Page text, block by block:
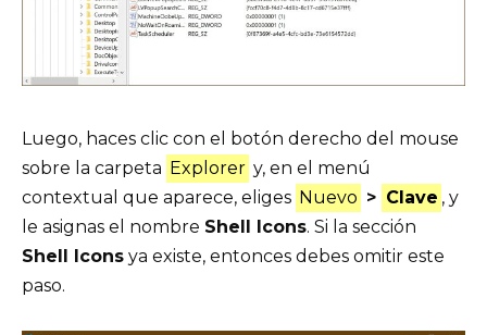
Luego, haces clic con el botón derecho del mouse
sobre la carpeta Explorer y, en el menú
contextual que aparece, eliges Nuevo > Clave , y
le asignas el nombre Shell Icons. Si la sección
Shell Icons ya existe, entonces debes omitir este
paso.